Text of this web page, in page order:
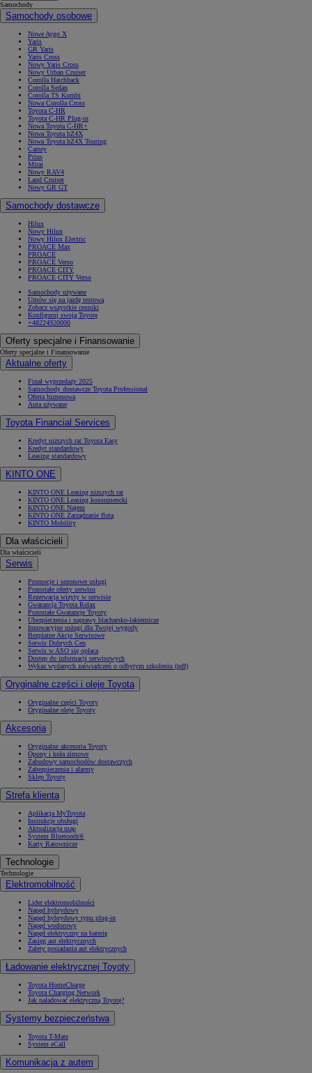
Samochody
Samochody osobowe
Nowe Aygo X
Yaris
GR Yaris
Yaris Cross
Nowy Yaris Cross
Nowy Urban Cruiser
Corolla Hatchback
Corolla Sedan
Corolla TS Kombi
Nowa Corolla Cross
Toyota C-HR
Toyota C-HR Plug-in
Nowa Toyota C-HR+
Nowa Toyota bZ4X
Nowa Toyota bZ4X Touring
Camry
Prius
Mirai
Nowy RAV4
Land Cruiser
Nowy GR GT
Samochody dostawcze
Hilux
Nowy Hilux
Nowy Hilux Electric
PROACE Max
PROACE
PROACE Verso
PROACE CITY
PROACE CITY Verso
Samochody używane
Umów się na jazdę testową
Zobacz wszystkie cenniki
Konfiguruj swoją Toyotę
+48224920000
Oferty specjalne i Finansowanie
Oferty specjalne i Finansowanie
Aktualne oferty
Finał wyprzedaży 2025
Samochody dostawcze Toyota Professional
Oferta biznesowa
Auta używane
Toyota Financial Services
Kredyt niższych rat Toyota Easy
Kredyt standardowy
Leasing standardowy
KINTO ONE
KINTO ONE Leasing niższych rat
KINTO ONE Leasing konsumencki
KINTO ONE Najem
KINTO ONE Zarządzanie flotą
KINTO Mobility
Dla właścicieli
Dla właścicieli
Serwis
Promocje i sezonowe usługi
Pozostałe oferty serwisu
Rezerwacja wizyty w serwisie
Gwarancja Toyota Relax
Pozostałe Gwarancje Toyoty
Ubezpieczenia i naprawy blacharsko-lakiernicze
Innowacyjne usługi dla Twojej wygody
Bezpłatne Akcje Serwisowe
Serwis Dobrych Cen
Serwis w ASO się opłaca
Dostęp do informacji serwisowych
Wykaz wydanych zaświadczeń o odbytym szkoleniu (pdf)
Oryginalne części i oleje Toyota
Oryginalne części Toyoty
Oryginalne oleje Toyoty
Akcesoria
Oryginalne akcesoria Toyoty
Opony i koła zimowe
Zabudowy samochodów dostawczych
Zabezpieczenia i alarmy
Sklep Toyoty
Strefa klienta
Aplikacja MyToyota
Instrukcje obsługi
Aktualizacja map
System Bluetooth®
Karty Ratownicze
Technologie
Technologie
Elektromobilność
Lider elektromobilności
Napęd hybrydowy
Napęd hybrydowy typu plug-in
Napęd wodorowy
Napęd elektryczny na baterię
Zasięg aut elektrycznych
Zalety posiadania aut elektrycznych
Ładowanie elektrycznej Toyoty
Toyota HomeCharge
Toyota Charging Network
Jak naładować elektryczną Toyotę?
Systemy bezpieczeństwa
Toyota T-Mate
System eCall
Komunikacja z autem